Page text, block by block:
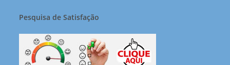
Pesquisa de Satisfação